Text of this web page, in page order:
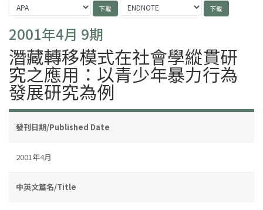
2001年4月 9期
潛藏轉移模式在社會學縱貫研
究之應用：以青少年暴力行為
發展研究為例
發刊日期/Published Date
2001年4月
中英文篇名/Title